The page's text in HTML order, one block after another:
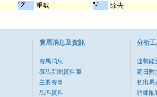
"2" : 重戴 "-" : 除去
賽馬消息及資訊
賽馬消息
賽馬新聞資料庫
主要賽事
馬匹資料
分析
速勢能
賽日數
初出馬
騎練配